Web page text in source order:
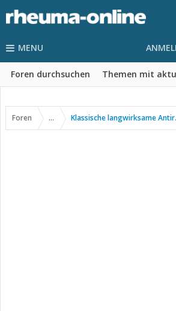
MENU
Foren durchsuchen Themen mit
Foren ... Klassische langwirksame